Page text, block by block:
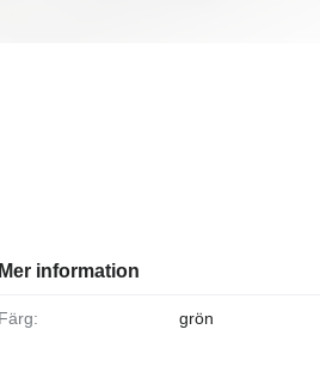
Mer information
Färg: grön